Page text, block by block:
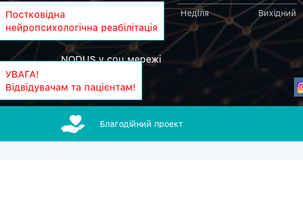
NODUS у вікіпедії
Неділя
Вихiдний
NODUS у соц.мережi
Благодiйний проект
Постковідна
нейропсихологічна реабілітація
УВАГА!
Відвідувачам та пацієнтам!